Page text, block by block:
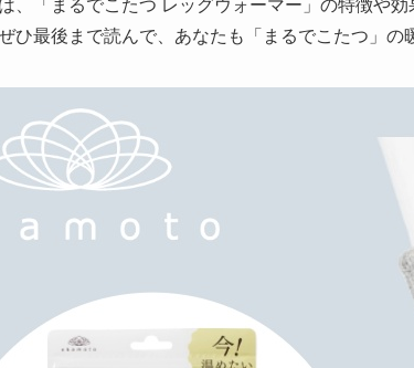
、「まるでこたつ レッグウォーマー」の特徴や
ひ最後まで読んで、あなたも「まるでこたつ」の